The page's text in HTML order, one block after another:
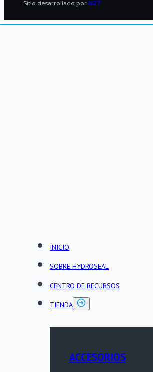
INICIO
SOBRE HYDROSEAL
CENTRO DE RECURSOS
TIENDA
ACCESORIOS
Sitio desarrollado porN27